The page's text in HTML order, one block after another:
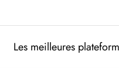
Les meilleures